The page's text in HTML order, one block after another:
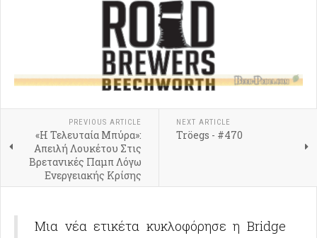
PREVIOUS ARTICLE
«Η Τελευταία Μπύρα»:
Απειλή Λουκέτου Στις
Βρετανικές Παμπ Λόγω
Ενεργειακής Κρίσης
NEXT ARTICLE
Tröegs - #470
Μια νέα ετικέτα κυκλοφόρησε η Bridge